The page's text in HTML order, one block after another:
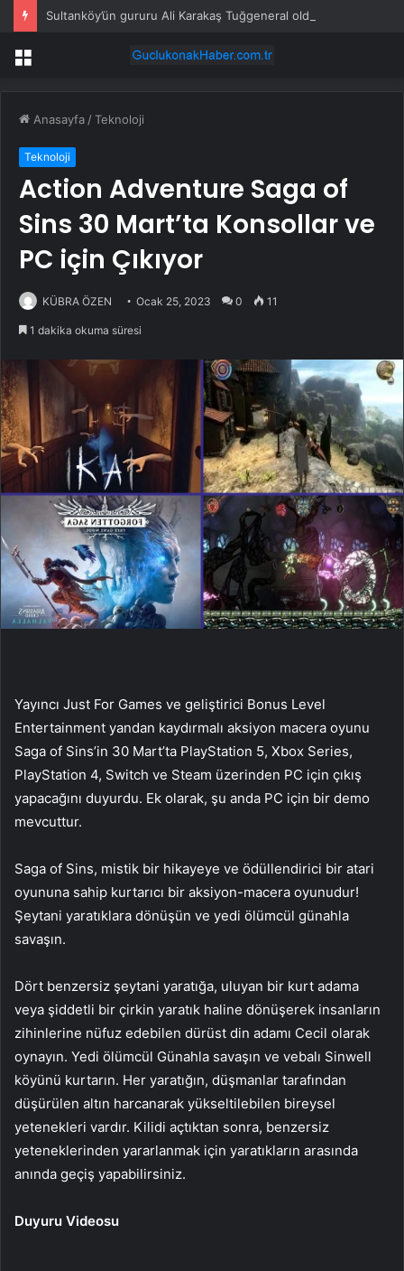
Sultanköy’ün gururu Ali Karakaş Tuğgeneral oldu
Menü
Anasayfa /Teknoloji
Teknoloji
Action Adventure Saga of
Sins 30 Mart’ta Konsollar ve
PC için Çıkıyor
KÜBRA ÖZEN Ocak 25, 2023 0 11
1 dakika okuma süresi
Yayıncı Just For Games ve geliştirici Bonus Level
Entertainment yandan kaydırmalı aksiyon macera oyunu
Saga of Sins’in 30 Mart’ta PlayStation 5, Xbox Series,
PlayStation 4, Switch ve Steam üzerinden PC için çıkış
yapacağını duyurdu. Ek olarak, şu anda PC için bir demo
mevcuttur.
Saga of Sins, mistik bir hikayeye ve ödüllendirici bir atari
oyununa sahip kurtarıcı bir aksiyon-macera oyunudur!
Şeytani yaratıklara dönüşün ve yedi ölümcül günahla
savaşın.
Dört benzersiz şeytani yaratığa, uluyan bir kurt adama
veya şiddetli bir çirkin yaratık haline dönüşerek insanların
zihinlerine nüfuz edebilen dürüst din adamı Cecil olarak
oynayın. Yedi ölümcül Günahla savaşın ve vebalı Sinwell
köyünü kurtarın. Her yaratığın, düşmanlar tarafından
düşürülen altın harcanarak yükseltilebilen bireysel
yetenekleri vardır. Kilidi açtıktan sonra, benzersiz
yeteneklerinden yararlanmak için yaratıkların arasında
anında geçiş yapabilirsiniz.
Duyuru Videosu